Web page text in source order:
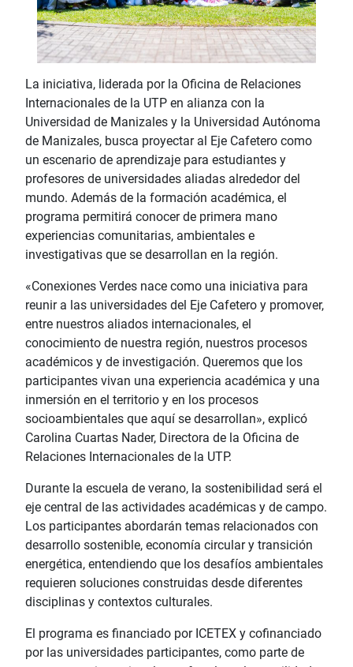
La iniciativa, liderada por la Oficina de Relaciones
Internacionales de la UTP en alianza con la
Universidad de Manizales y la Universidad Autónoma
de Manizales, busca proyectar al Eje Cafetero como
un escenario de aprendizaje para estudiantes y
profesores de universidades aliadas alrededor del
mundo. Además de la formación académica, el
programa permitirá conocer de primera mano
experiencias comunitarias, ambientales e
investigativas que se desarrollan en la región.
«Conexiones Verdes nace como una iniciativa para
reunir a las universidades del Eje Cafetero y promover,
entre nuestros aliados internacionales, el
conocimiento de nuestra región, nuestros procesos
académicos y de investigación. Queremos que los
participantes vivan una experiencia académica y una
inmersión en el territorio y en los procesos
socioambientales que aquí se desarrollan», explicó
Carolina Cuartas Nader, Directora de la Oficina de
Relaciones Internacionales de la UTP.
Durante la escuela de verano, la sostenibilidad será el
eje central de las actividades académicas y de campo.
Los participantes abordarán temas relacionados con
desarrollo sostenible, economía circular y transición
energética, entendiendo que los desafíos ambientales
requieren soluciones construidas desde diferentes
disciplinas y contextos culturales.
El programa es financiado por ICETEX y cofinanciado
por las universidades participantes, como parte de